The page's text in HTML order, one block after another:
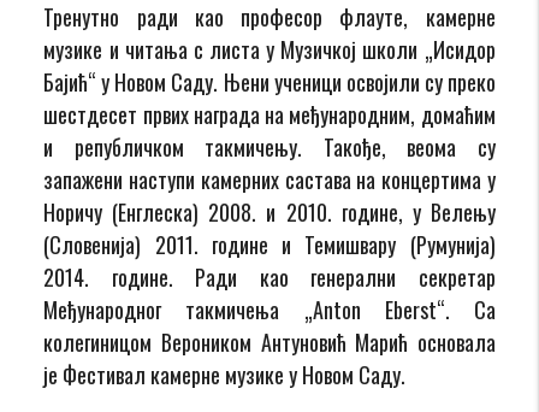
Тренутно ради као професор флауте, камерне
музике и читања с листа у Музичкој школи „Исидор
Бајић“ у Новом Саду. Њени ученици освојили су преко
шестдесет првих награда на међународним, домаћим
и републичком такмичењу. Такође, веома су
запажени наступи камерних састава на концертима у
Норичу (Енглеска) 2008. и 2010. године, у Велењу
(Словенија) 2011. године и Темишвару (Румунија)
2014. године. Ради као генерални секретар
Међународног такмичења „Anton Eberst“. Са
колегиницом Вероником Антуновић Марић основала
је Фестивал камерне музике у Новом Саду.